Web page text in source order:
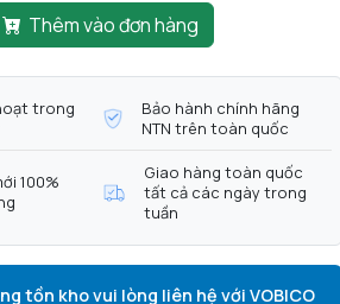
Thêm vào đơn hàng
trong
Bảo hành chính hãng
NTN trên toàn quốc
100%
Giao hàng toàn quốc
tất cả các ngày trong
tuần
tồn kho vui lòng liên hệ với VOBICO